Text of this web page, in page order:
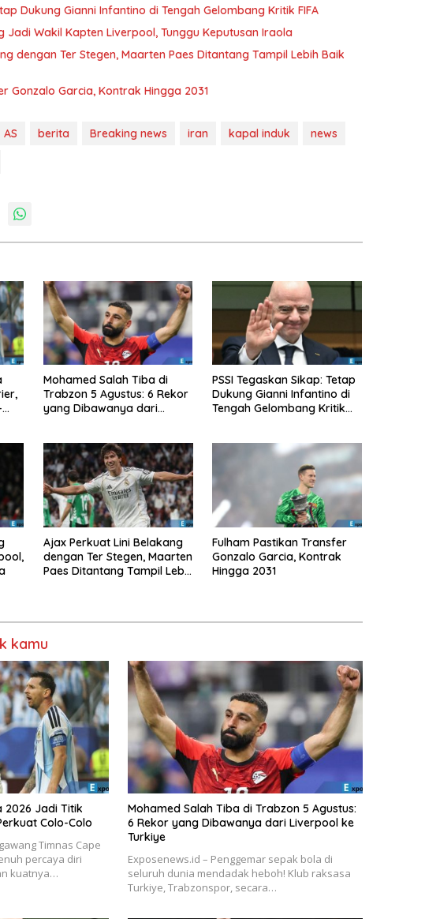
Dukung Gianni Infantino di Tengah Gelombang Kritik FIFA
Jadi Wakil Kapten Liverpool, Tunggu Keputusan Iraola
dengan Ter Stegen, Maarten Paes Ditantang Tampil Lebih Baik
Gonzalo Garcia, Kontrak Hingga 2031
AS berita Breaking news iran kapal induk
news
Mohamed Salah Tiba di
Trabzon 5 Agustus: 6 Rekor
yang Dibawanya dari
PSSI Tegaskan Sikap: Tetap
Dukung Gianni Infantino di
Tengah Gelombang Kritik
Ajax Perkuat Lini Belakang
dengan Ter Stegen, Maarten
Paes Ditantang Tampil Lebih
Fulham Pastikan Transfer
Gonzalo Garcia, Kontrak
Hingga 2031
kamu
2026 Jadi Titik
Colo-Colo
Timnas Cape
percaya diri
kuatnya…
Mohamed Salah Tiba di Trabzon 5 Agustus:
6 Rekor yang Dibawanya dari Liverpool ke
Turkiye
Exposenews.id – Penggemar sepak bola di
seluruh dunia mendadak heboh! Klub raksasa
Turkiye, Trabzonspor, secara…